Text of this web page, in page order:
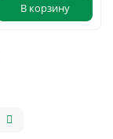
В корзину